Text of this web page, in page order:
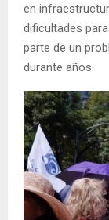
en
dificultades
parte de un
durante años.